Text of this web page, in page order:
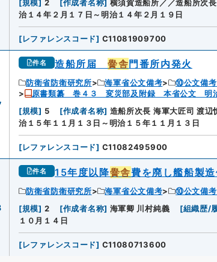
[規模] 2 [作成者名称] 横須賀造船所／／造船所次
治１４年２月１７日～明治１４年２月１９日
[レファレンスコード] C11081909700
件名 造船所届黌舎 門番所内発火
防衛省防衛研究所 海軍省公文備考 ⑩公文備
原書類纂 巻４３ 変災部及附録 本省公文 明
[規模] 5 [作成者名称] 造船所次長 海軍大匠司 渡辺
治１５年１１月１３日～明治１５年１１月１３日
[レファレンスコード] C11082495900
件名 15年度以降黌舎費を廃し艦船製
防衛省防衛研究所 海軍省公文備考 ⑩公文備
[規模] 2 [作成者名称] 海軍卿 川村純義 [組織歴/
１０月１４日
[レファレンスコード] C11080713600